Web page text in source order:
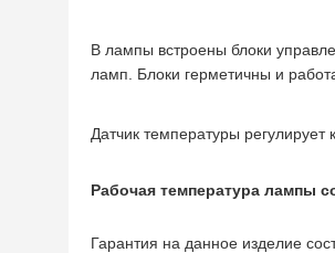
В лампы встроены блоки
ламп. Блоки герметичны и
Датчик температуры
Рабочая температура лампы
Гарантия на данное изделие